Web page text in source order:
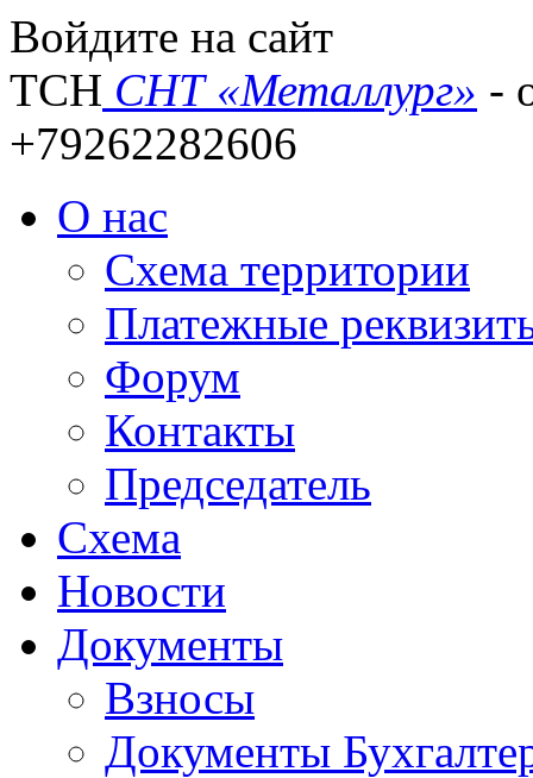
Войдите на сайт
ТСН СНТ «Металлург» -
+79262282606
О нас
Схема территории
Платежные
Форум
Контакты
Председатель
Схема
Новости
Документы
Взносы
Документы